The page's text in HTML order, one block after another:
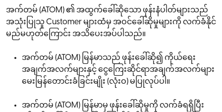
အက်တမ် (ATOM) ၏ အထွက်ခေါ်ဆိုသော ဖုန်းနံပါတ်များသည်
အသုံးပြုသူ Customer များထံမှ အဝင်ခေါ်ဆိုမှုများကို လက်ခံနိုင်
မည်မဟုတ်ကြောင်း အသိပေးအပ်ပါသည်။
အက်တမ် (ATOM) မြန်မာသည် ဖုန်းခေါ်ဆို၍ ကိုယ်ရေး
အချက်အလက်များနှင့် ငွေကြေးဆိုင်ရာအချက်အလက်များ
မေးမြန်တောင်းခံခြင်းမျိုး (လုံးဝ) မပြုလုပ်ပါ။
အက်တမ် (ATOM) မြန်မာမှ ဖုန်းခေါ်ဆိုမှုကို လက်ခံရရှိပြီး